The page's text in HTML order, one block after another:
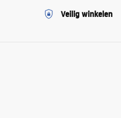
Veilig winkelen